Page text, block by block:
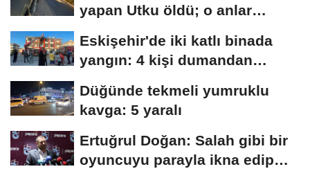
yapan Utku öldü; o anlar
Eskişehir'de iki katlı binada
yangın: 4 kişi dumandan
Düğünde tekmeli yumruklu
kavga: 5 yaralı
Ertuğrul Doğan: Salah gibi bir
oyuncuyu parayla ikna edip